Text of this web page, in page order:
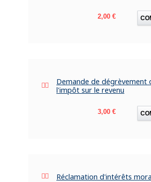
Prix
2,00 €
Demande de dégrèvement
l'impôt sur le revenu
Prix
3,00 €
Réclamation d'intérêts